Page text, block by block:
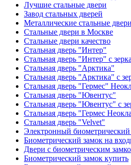
Лучшие стальные двери
Завод стальных дверей
Металлические стальные двери
Стальные двери в Москве
Стальные двери качество
Стальная дверь "Интер"
Стальная дверь "Интер" с
Стальная дверь "Арктика"
Стальная дверь "Арктика" с
Стальная дверь "Гермес"
Стальная дверь "Ювентус"
Стальная дверь "Ювентус" с
Стальная дверь "Гермес
Стальная дверь "Velvet"
Электронный биометрический
Биометрический замок на
Двери с биометрическим
Биометрический замок купить